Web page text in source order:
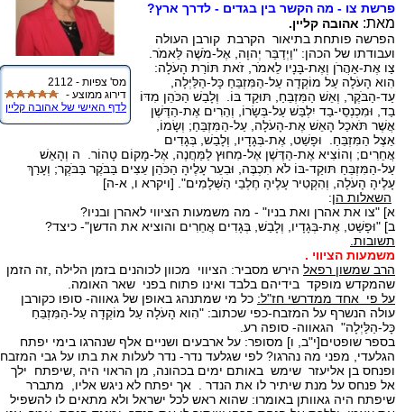
מס' צפיות - 2112
דירוג ממוצע -
לדף האישי של אהובה קליין
פרשת צו - מה הקשר בין בגדים - לדרך ארץ?
מאת: אהובה קליין.
הפרשה פותחת בתיאור הקרבת קורבן העולה
ועבודתו של הכהן: "וַיְדַבֵּר יְהוָה, אֶל-מֹשֶׁה לֵּאמֹר.
צַו אֶת-אַהֲרֹן וְאֶת-בָּנָיו לֵאמֹר, זֹאת תּוֹרַת הָעֹלָה:
הִוא הָעֹלָה עַל מוֹקְדָה עַל-הַמִּזְבֵּחַ כָּל-הַלַּיְלָה,
עַד-הַבֹּקֶר, וְאֵשׁ הַמִּזְבֵּחַ, תּוּקַד בּוֹ. וְלָבַשׁ הַכֹּהֵן מִדּוֹ
בַד, וּמִכְנְסֵי-בַד יִלְבַּשׁ עַל-בְּשָׂרוֹ, וְהֵרִים אֶת-הַדֶּשֶׁן
אֲשֶׁר תֹּאכַל הָאֵשׁ אֶת-הָעֹלָה, עַל-הַמִּזְבֵּחַ; וְשָׂמוֹ,
אֵצֶל הַמִּזְבֵּחַ. וּפָשַׁט, אֶת-בְּגָדָיו, וְלָבַשׁ, בְּגָדִים
אֲחֵרִים; וְהוֹצִיא אֶת-הַדֶּשֶׁן אֶל-מִחוּץ לַמַּחֲנֶה, אֶל-מָקוֹם טָהוֹר. ה וְהָאֵשׁ
עַל-הַמִּזְבֵּחַ תּוּקַד-בּוֹ לֹא תִכְבֶּה, וּבִעֵר עָלֶיהָ הַכֹּהֵן עֵצִים בַּבֹּקֶר בַּבֹּקֶר; וְעָרַךְ
עָלֶיהָ הָעֹלָה, וְהִקְטִיר עָלֶיהָ חֶלְבֵי הַשְּׁלָמִים". [ויקרא ו, א-ה]
השאלות הן:
א] "צו את אהרן ואת בניו" - מה משמעות הציווי לאהרן ובניו?
ב] "וּפָשַׁט, אֶת-בְּגָדָיו, וְלָבַשׁ, בְּגָדִים אֲחֵרִים והוציא את הדשן"- כיצד?
תשובות.
משמעות הציווי .
הרב שמשון רפאל הירש מסביר: הציווי מכוון לכוהנים בזמן הלילה ,זה הזמן
שהמקדש מופקד בידיהם בלבד ואינו פתוח בפני שאר האומה.
על פי אחד ממדרשי חז"ל: כל מי שמתנהג באופן של גאווה- סופו כקורבן
עולה הנשרף על המזבח-כפי שכתוב: "הִוא הָעֹלָה עַל מוֹקְדָה עַל-הַמִּזְבֵּחַ
כָּל-הַלַּיְלָה" הגאווה- סופה רע.
בספר שופטים[י"ב, ו] מסופר: על ארבעים ושניים אלף שנהרגו בימי יפתח
הגלעדי, מפני מה נהרגו? לפי שגלעד נדר- נדר לעלות את בתו על גבי המזבח
ופנחס בן אליעזר שימש באותם ימים בכהונה, מן הראוי היה ,שיפתח ילך
אל פנחס על מנת שיתיר לו את הנדר . אך יפתח לא ניגש אליו, מתברר
שיפתח היה גאוותן באומרו: שהוא ראש לכל ישראל ולא מתאים לו להשפיל